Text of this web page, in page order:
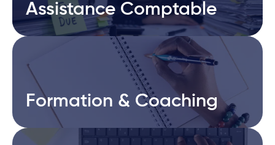
Assistance Comptable
Assistance Comptable
Formation & Coaching
Formation & Coaching